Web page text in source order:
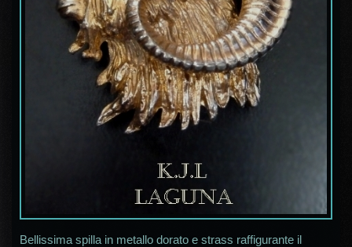
Bellissima spilla in metallo dorato e strass raffigurante il